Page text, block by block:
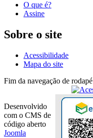
O que é?
Assine
Sobre o site
Acessibilidade
Mapa do site
Fim da navegação de rodapé
Desenvolvido
com o CMS de
código aberto
Joomla